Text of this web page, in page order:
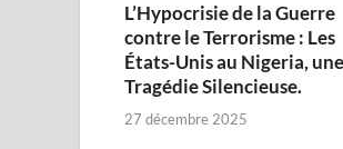
L’Hypocrisie de la Guerre
contre le Terrorisme : Les
États-Unis au Nigeria, une
Tragédie Silencieuse.
27 décembre 2025